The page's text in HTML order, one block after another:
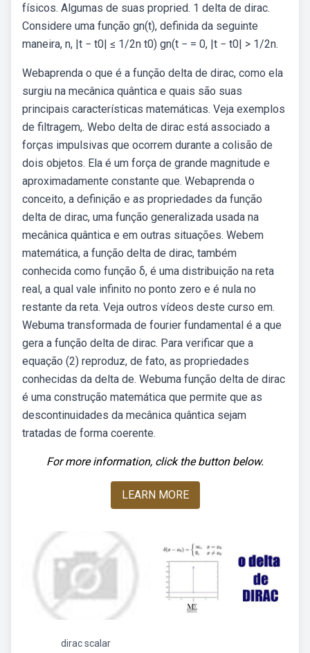
físicos. Algumas de suas propried. 1 delta de dirac.
Considere uma função gn(t), definida da seguinte
maneira, n, |t − t0| ≤ 1/2n t0) gn(t − = 0, |t − t0| > 1/2n.
Webaprenda o que é a função delta de dirac, como ela
surgiu na mecânica quântica e quais são suas
principais características matemáticas. Veja exemplos
de filtragem,. Webo delta de dirac está associado a
forças impulsivas que ocorrem durante a colisão de
dois objetos. Ela é um força de grande magnitude e
aproximadamente constante que. Webaprenda o
conceito, a definição e as propriedades da função
delta de dirac, uma função generalizada usada na
mecânica quântica e em outras situações. Webem
matemática, a função delta de dirac, também
conhecida como função δ, é uma distribuição na reta
real, a qual vale infinito no ponto zero e é nula no
restante da reta. Veja outros vídeos deste curso em.
Webuma transformada de fourier fundamental é a que
gera a função delta de dirac. Para verificar que a
equação (2) reproduz, de fato, as propriedades
conhecidas da delta de. Webuma função delta de dirac
é uma construção matemática que permite que as
descontinuidades da mecânica quântica sejam
tratadas de forma coerente.
For more information, click the button below.
LEARN MORE
dirac scalar